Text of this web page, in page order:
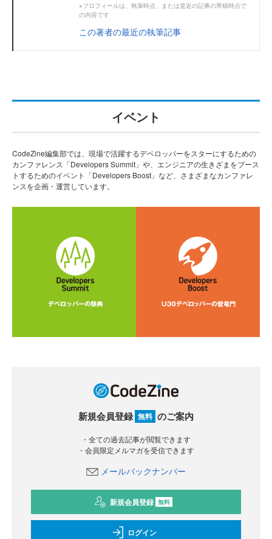
※プロフィールは、執筆時点、または直近の記事の寄稿時点で
の内容です
この著者の最近の執筆記事
イベント
CodeZine編集部では、現場で活躍するデベロッパーをスターにするための
カンファレンス「Developers Summit」や、エンジニアの生きざまをブース
トするためのイベント「Developers Boost」など、さまざまなカンファレ
ンスを企画・運営しています。
新規会員登録 無料 のご案内
・全ての過去記事が閲覧できます
・会員限定メルマガを受信できます
メールバックナンバー
新規会員登録 無料
ログイン